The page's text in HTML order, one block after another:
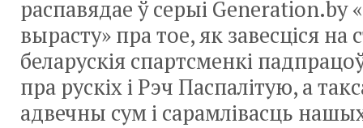
распавядае ў серыі Generation.by
вырасту» пра тое, як завесціся на
беларускія спартсменкі
пра рускіх і Рэч Паспалітую, а
адвечны сум і сарамлівасць